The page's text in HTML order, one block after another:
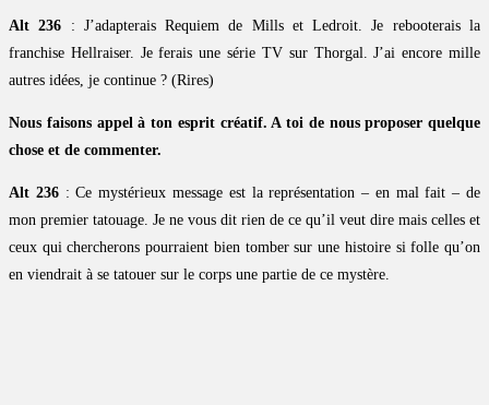
Alt 236 : J’adapterais Requiem de Mills et Ledroit. Je rebooterais la
franchise Hellraiser. Je ferais une série TV sur Thorgal. J’ai encore mille
autres idées, je continue ? (Rires)
Nous faisons appel à ton esprit créatif. A toi de nous proposer quelque
chose et de commenter.
Alt 236: Ce mystérieux message est la représentation – en mal fait – de
mon premier tatouage. Je ne vous dit rien de ce qu’il veut dire mais celles et
ceux qui chercherons pourraient bien tomber sur une histoire si folle qu’on
en viendrait à se tatouer sur le corps une partie de ce mystère.